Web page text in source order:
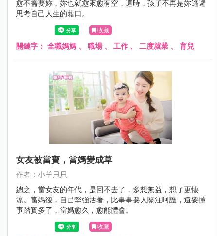
愈不需要妳，妳也就愈來愈有空，這時，孩子不再是妳逃避
思考自己人生的藉口。
收藏
關鍵字： 全職媽媽 、 職場 、 工作 、 二度就業 、 育兒
女友被當寶，當媽變成草
作者：小羊貝貝
總之，當女友的年代，是回不去了，多想無益，想了更悽
涼。當媽後，自己堅強活著，比事事要人關注呵護，還要懂
事踏實多了，當媽愈久，愈能體會。
收藏